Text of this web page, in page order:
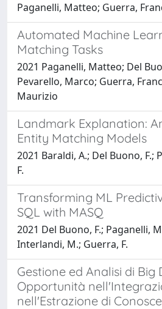
Paganelli, Matteo; Guerra,
Automated Machine
Matching Tasks
2021 Paganelli, Matteo; Del
Pevarello, Marco; Guerra,
Maurizio
Landmark Explanation:
Entity Matching Models
2021 Baraldi, A.; Del Buono, F.;
F.
Transforming ML
SQL with MASQ
2021 Del Buono, F.; Paganelli,
Interlandi, M.; Guerra, F.
Gestione ed Analisi di Big
Opportunità
nell'Estrazione di